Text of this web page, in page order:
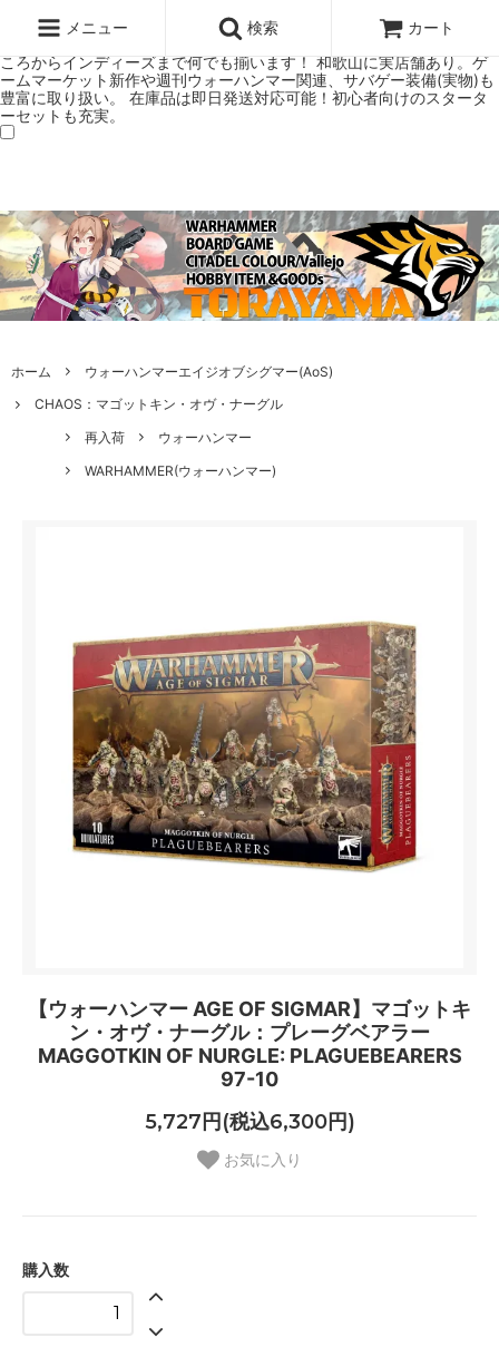
ミアムショップTORAYAMA。通販・オンラインショップです！ ウォー
ハンマーとボードゲームのことなら当店へ！ボードゲームもメジャーど
ころからインディーズまで何でも揃います！ 和歌山に実店舗あり。ゲ
ームマーケット新作や週刊ウォーハンマー関連、サバゲー装備(実物)も
豊富に取り扱い。 在庫品は即日発送対応可能！初心者向けのスタータ
ーセットも充実。
メニュー 検索 カート
ホーム
ウォーハンマーエイジオブシグマー(AoS)
CHAOS：マゴットキン・オヴ・ナーグル
再入荷
ウォーハンマー
WARHAMMER(ウォーハンマー)
【ウォーハンマー AGE OF SIGMAR】マゴットキ
ン・オヴ・ナーグル：プレーグベアラー
MAGGOTKIN OF NURGLE: PLAGUEBEARERS
97-10
5,727円(税込6,300円)
お気に入り
購入数